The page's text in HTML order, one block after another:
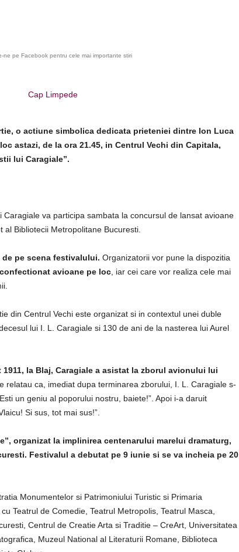
ne pe Facebook pentru cele mai importante stiri
Cap Limpede
o actiune simbolica dedicata prieteniei dintre Ion Luca
astazi, de la ora 21.45, in Centrul Vechi din Capitala,
lui Caragiale”.
Caragiale va participa sambata la concursul de lansat avioane
Bibliotecii Metropolitane Bucuresti.
pe scena festivalului. Organizatorii vor pune la dispozitia
avioane pe loc, iar cei care vor realiza cele mai
din Centrul Vechi este organizat si in contextul unei duble
lui I. L. Caragiale si 130 de ani de la nasterea lui Aurel
1911, la Blaj, Caragiale a asistat la zborul avionului lui
relatau ca, imediat dupa terminarea zborului, I. L. Caragiale s-
un geniu al poporului nostru, baiete!”. Apoi i-a daruit
Si sus, tot mai sus!”.
organizat la implinirea centenarului marelui dramaturg,
Festivalul a debutat pe 9 iunie si se va incheia pe 20
Monumentelor si Patrimoniului Turistic si Primaria
Teatrul de Comedie, Teatrul Metropolis, Teatrul Masca,
Centrul de Creatie Arta si Traditie – CreArt, Universitatea
Muzeul National al Literaturii Romane, Biblioteca